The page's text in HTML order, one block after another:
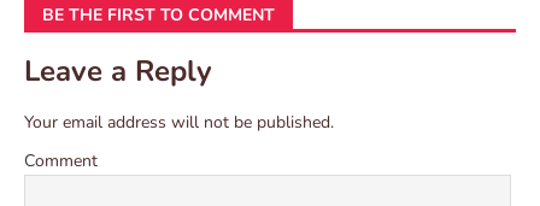
BE THE FIRST TO COMMENT
Leave a Reply
Your email address will not be published.
Comment